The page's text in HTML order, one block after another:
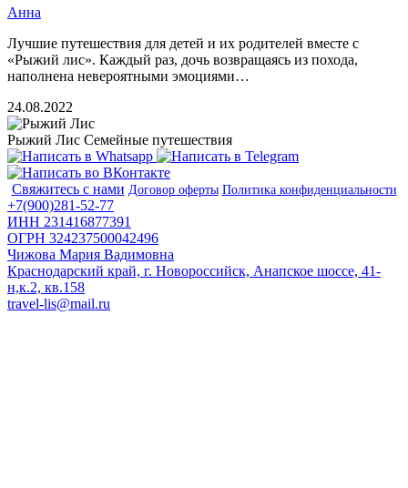
Анна
Лучшие путешествия для детей и их родителей вместе с
«Рыжий лис». Каждый раз, дочь возвращаясь из похода,
наполнена невероятными эмоциями…
24.08.2022
Рыжий Лис Семейные путешествия
Свяжитесь с нами Договор оферты Политика конфиденциальности
+7(900)281-52-77
ИНН 231416877391
ОГРН 324237500042496
Чижова Мария Вадимовна
Краснодарский край, г. Новороссийск, Анапское шоссе, 41-
н,к.2, кв.158
travel-lis@mail.ru